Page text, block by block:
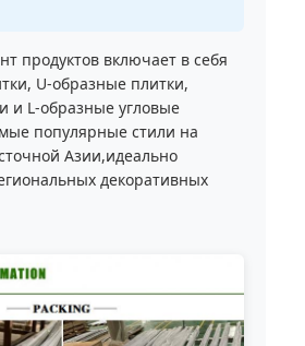
продуктов включает в себя
U-образные плитки,
и L-образные угловые
популярные стили на
Азии,идеально
декоративных